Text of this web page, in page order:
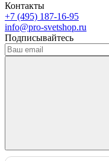
Контакты
+7 (495) 187-16-95
info@pro-svetshop.ru
Подписывайтесь